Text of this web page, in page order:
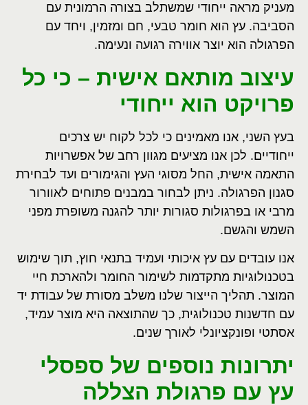
מעניק מראה ייחודי שמשתלב בצורה הרמונית עם
הסביבה. עץ הוא חומר טבעי, חם ומזמין, ויחד עם
הפרגולה הוא יוצר אווירה רגועה ונעימה.
עיצוב מותאם אישית – כי כל
פרויקט הוא ייחודי
בעץ השני, אנו מאמינים כי לכל לקוח יש צרכים
ייחודיים. לכן אנו מציעים מגוון רחב של אפשרויות
התאמה אישית, החל מסוגי העץ והגימורים ועד לבחירת
סגנון הפרגולה. ניתן לבחור במבנים פתוחים לאוורור
מרבי או בפרגולות סגורות יותר להגנה משופרת מפני
השמש והגשם.
אנו עובדים עם עץ איכותי ועמיד בתנאי חוץ, תוך שימוש
בטכנולוגיות מתקדמות לשימור החומר ולהארכת חיי
המוצר. תהליך הייצור שלנו משלב מסורת של עבודת יד
עם חדשנות טכנולוגית, כך שהתוצאה היא מוצר עמיד,
אסתטי ופונקציונלי לאורך שנים.
יתרונות נוספים של ספסלי
עץ עם פרגולת הצללה